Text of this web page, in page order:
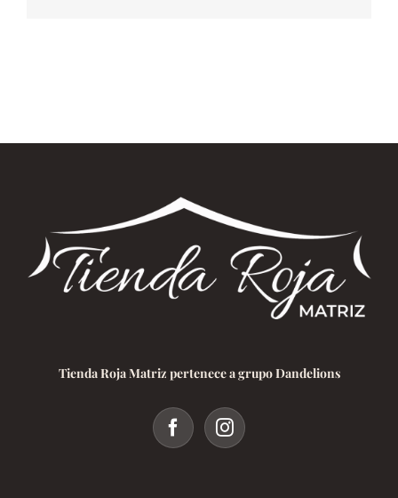
Tienda Roja Matriz pertenece a grupo Dandelions